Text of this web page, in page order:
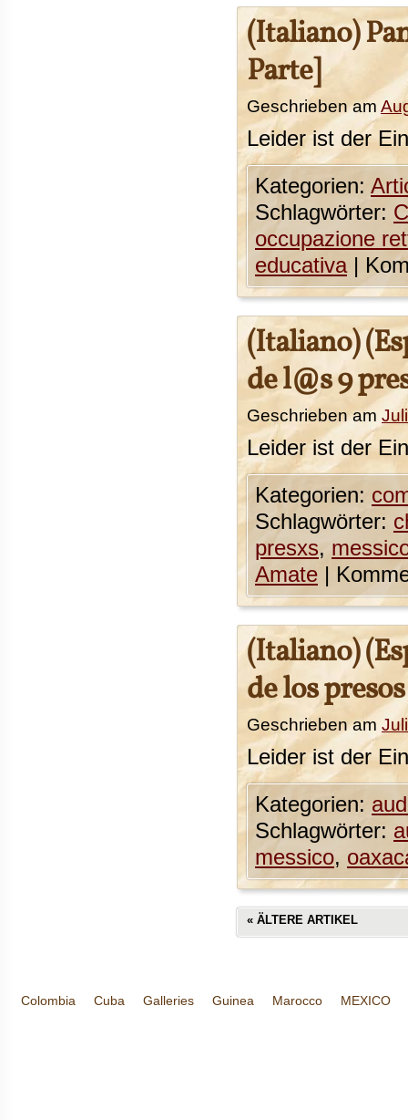
(Italiano)
Parte]
Geschrieben am
Leider ist der
Kategorien:
Schlagwörter:
occupazione
educativa |
(Italiano)
de l@s 9
Geschrieben am
Leider ist der
Kategorien:
Schlagwörter:
presxs,
Amate |
(Italiano)
de los
Geschrieben am
Leider ist der
Kategorien:
Schlagwörter:
messico,
« ÄLTERE ARTIKEL
Colombia Cuba Galleries Guinea Marocco MEXICO